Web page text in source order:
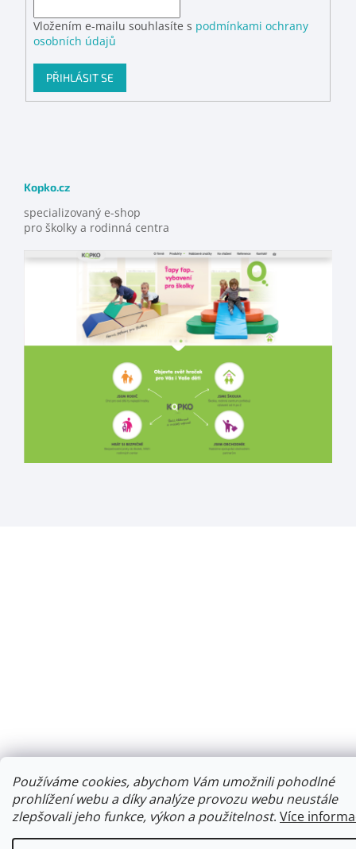
Používáme cookies, abychom Vám umožnili pohodlné
prohlížení webu a díky analýze provozu webu neustále
zlepšovali jeho funkce, výkon a použitelnost. Více
Vložením e-mailu souhlasíte s podmínkami ochrany
osobních údajů
PŘIHLÁSIT SE
Kopko.cz
specializovaný e-shop
pro školky a rodinná centra